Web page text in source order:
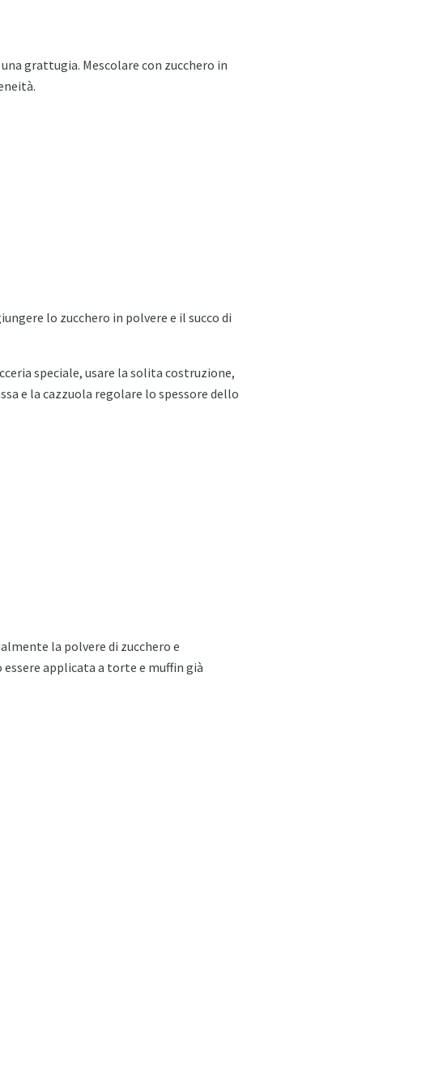
grattugia. Mescolare con zucchero in
lo zucchero in polvere e il succo di
speciale, usare la solita costruzione,
e la cazzuola regolare lo spessore dello
la polvere di zucchero e
applicata a torte e muffin già